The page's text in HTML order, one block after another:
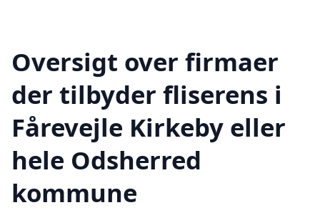
Oversigt over firmaer
der tilbyder fliserens i
Fårevejle Kirkeby eller
hele Odsherred
kommune